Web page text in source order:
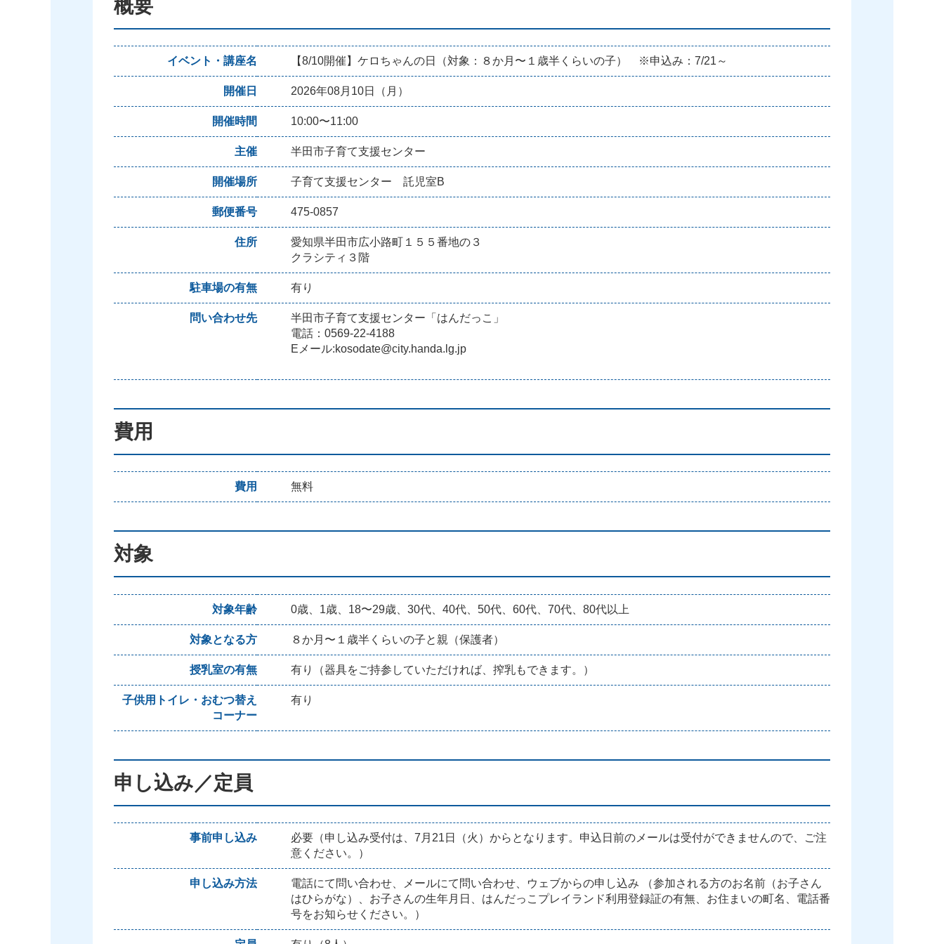
概要
イベント・講座名 【8/10開催】ケロちゃんの日（対象：８か月〜１歳半くらいの子） ※申込み：7/21～
開催日 2026年08月10日（月）
開催時間 10:00〜11:00
主催 半田市子育て支援センター
開催場所 子育て支援センター 託児室B
郵便番号 475-0857
住所
愛知県半田市広小路町１５５番地の３
クラシティ３階
駐車場の有無 有り
問い合わせ先
半田市子育て支援センター「はんだっこ」
電話：0569-22-4188
Eメール:kosodate@city.handa.lg.jp
費用
費用 無料
対象
対象年齢 0歳、1歳、18〜29歳、30代、40代、50代、60代、70代、80代以上
対象となる方 ８か月〜１歳半くらいの子と親（保護者）
授乳室の有無 有り（器具をご持参していただければ、搾乳もできます。）
子供用トイレ・おむつ替え
コーナー
有り
申し込み／定員
事前申し込み
必要（申し込み受付は、7月21日（火）からとなります。申込日前のメールは受付ができませんので、ご注
意ください。）
申し込み方法
電話にて問い合わせ、メールにて問い合わせ、ウェブからの申し込み （参加される方のお名前（お子さん
はひらがな）、お子さんの生年月日、はんだっこプレイランド利用登録証の有無、お住まいの町名、電話番
号をお知らせください。）